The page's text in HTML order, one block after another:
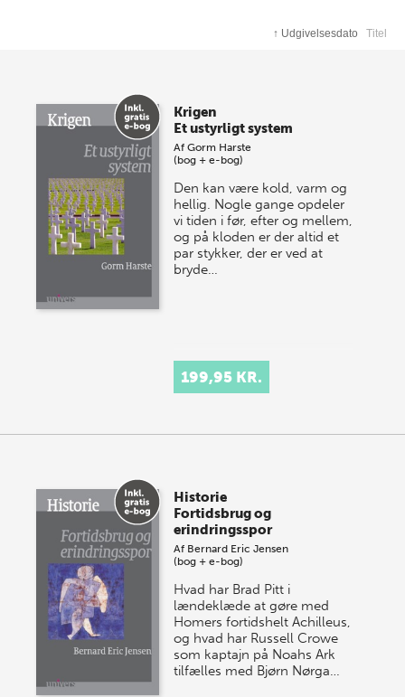
engagement og sin personlige synsvinkel kan sætte sit
↑ Udgivelsesdato Titel
Krigen
Et ustyrligt system
AfGorm Harste
(bog + e-bog)
Den kan være kold, varm og
hellig. Nogle gange opdeler
vi tiden i før, efter og mellem,
og på kloden er der altid et
par stykker, der er ved at
bryde…
199,95 KR.
Historie
Fortidsbrug og
erindringsspor
Af Bernard Eric Jensen
(bog + e-bog)
Hvad har Brad Pitt i
lændeklæde at gøre med
Homers fortidshelt Achilleus,
og hvad har Russell Crowe
som kaptajn på Noahs Ark
tilfælles med Bjørn Nørga…